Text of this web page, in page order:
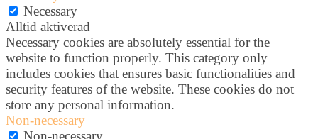
Necessary
Alltid aktiverad
Necessary cookies are absolutely essential for the
website to function properly. This category only
includes cookies that ensures basic functionalities and
security features of the website. These cookies do not
store any personal information.
Non-necessary